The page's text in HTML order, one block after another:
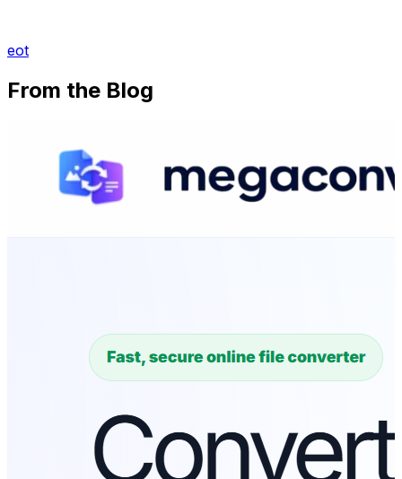
eot
From the Blog